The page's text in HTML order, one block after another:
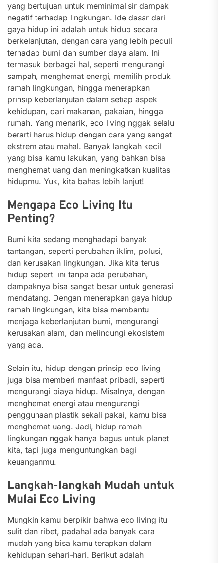
yang bertujuan untuk meminimalisir dampak
negatif terhadap lingkungan. Ide dasar dari
gaya hidup ini adalah untuk hidup secara
berkelanjutan, dengan cara yang lebih peduli
terhadap bumi dan sumber daya alam. Ini
termasuk berbagai hal, seperti mengurangi
sampah, menghemat energi, memilih produk
ramah lingkungan, hingga menerapkan
prinsip keberlanjutan dalam setiap aspek
kehidupan, dari makanan, pakaian, hingga
rumah. Yang menarik, eco living nggak selalu
berarti harus hidup dengan cara yang sangat
ekstrem atau mahal. Banyak langkah kecil
yang bisa kamu lakukan, yang bahkan bisa
menghemat uang dan meningkatkan kualitas
hidupmu. Yuk, kita bahas lebih lanjut!
Mengapa Eco Living Itu
Penting?
Bumi kita sedang menghadapi banyak
tantangan, seperti perubahan iklim, polusi,
dan kerusakan lingkungan. Jika kita terus
hidup seperti ini tanpa ada perubahan,
dampaknya bisa sangat besar untuk generasi
mendatang. Dengan menerapkan gaya hidup
ramah lingkungan, kita bisa membantu
menjaga keberlanjutan bumi, mengurangi
kerusakan alam, dan melindungi ekosistem
yang ada.
Selain itu, hidup dengan prinsip eco living
juga bisa memberi manfaat pribadi, seperti
mengurangi biaya hidup. Misalnya, dengan
menghemat energi atau mengurangi
penggunaan plastik sekali pakai, kamu bisa
menghemat uang. Jadi, hidup ramah
lingkungan nggak hanya bagus untuk planet
kita, tapi juga menguntungkan bagi
keuanganmu.
Langkah-langkah Mudah untuk
Mulai Eco Living
Mungkin kamu berpikir bahwa eco living itu
sulit dan ribet, padahal ada banyak cara
mudah yang bisa kamu terapkan dalam
kehidupan sehari-hari. Berikut adalah